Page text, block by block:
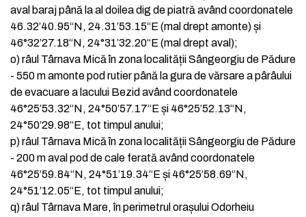
aval baraj până la al doilea dig de piatră având coordonatele
46.32’40.95“N, 24.31’53.15“E (mal drept amonte) și
46°32’27.18“N, 24°31’32.20“E (mal drept aval);
o)râul Târnava Mică în zona localității Sângeorgiu de Pădure
- 550 m amonte pod rutier până la gura de vărsare a pârâului
de evacuare a lacului Bezid având coordonatele
46°25’53.32“N, 24°50’57.17“E și 46°25’52.13“N,
24°50’29.98“E, tot timpul anului;
p)râul Târnava Mică în zona localității Sângeorgiu de Pădure
- 200 m aval pod de cale ferată având coordonatele
46°25’59.84“N, 24°51’19.34“E și 46°25’58.69“N,
24°51’12.05“E, tot timpul anului;
q)râul Târnava Mare, în perimetrul orașului Odorheiu